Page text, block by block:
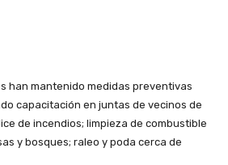
han mantenido medidas preventivas
capacitación en juntas de vecinos de
de incendios; limpieza de combustible
y bosques; raleo y poda cerca de